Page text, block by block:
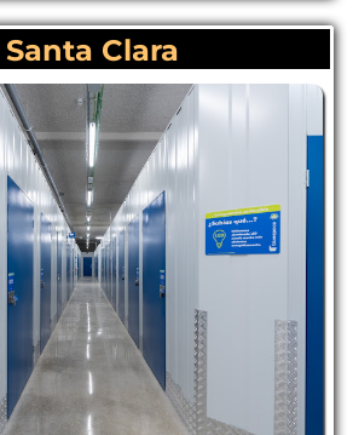
cajas y embalaje
Clara